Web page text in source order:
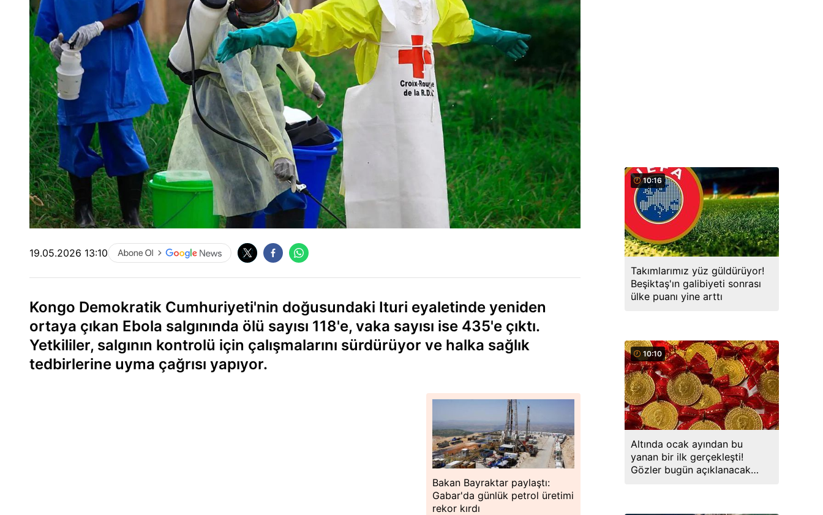
19.05.2026 13:10
Kongo Demokratik Cumhuriyeti'nin doğusundaki Ituri eyaletinde yeniden
ortaya çıkan Ebola salgınında ölü sayısı 118'e, vaka sayısı ise 435'e çıktı.
Yetkililer, salgının kontrolü için çalışmalarını sürdürüyor ve halka sağlık
tedbirlerine uyma çağrısı yapıyor.
Bakan Bayraktar paylaştı:
Gabar'da günlük petrol üretimi
rekor kırdı
10:16
Takımlarımız yüz güldürüyor!
Beşiktaş'ın galibiyeti sonrası
ülke puanı yine arttı
10:10
Altında ocak ayından bu
yanan bir ilk gerçekleşti!
Gözler bugün açıklanacak